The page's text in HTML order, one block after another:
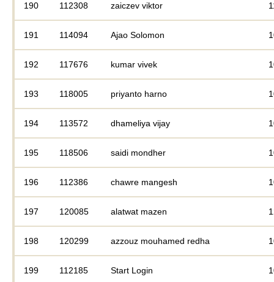
190 112308 zaiczev viktor
191 114094 Ajao Solomon
192 117676 kumar vivek
193 118005 priyanto harno
194 113572 dhameliya vijay
195 118506 saidi mondher
196 112386 chawre mangesh
197 120085 alatwat mazen
198 120299 azzouz mouhamed redha
199 112185 Start Login